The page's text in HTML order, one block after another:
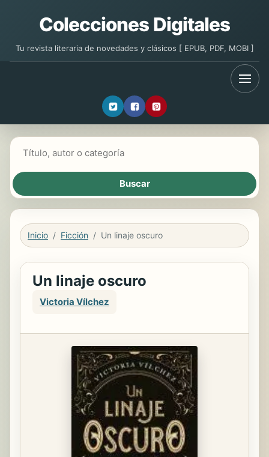
Colecciones Digitales
Tu revista literaria de novedades y clásicos [ EPUB, PDF, MOBI ]
Inicio Ficción Un linaje oscuro
Un linaje oscuro
Victoria Vílchez